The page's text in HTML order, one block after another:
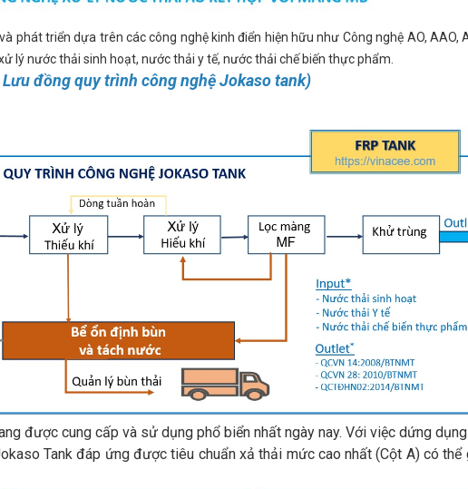
phát triển dựa trên các công nghệ kinh điển hiện hữu như Công nghệ AO, AAO,
lý nước thải sinh hoạt, nước thải y tế, nước thải chế biến thực phẩm.
đồng quy trình công nghệ Jokaso tank)
được cung cấp và sử dụng phổ biển nhất ngày nay. Với việc dứng
Tank đáp ứng được tiêu chuẩn xả thải mức cao nhất (Cột A) có thể